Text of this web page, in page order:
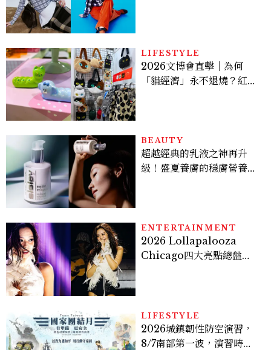
LIFESTYLE
2026文博會直擊｜為何
「貓經濟」永不退燒？紅到
BEAUTY
超越經典的乳液之神再升
級！盛夏養膚的穩膚營養
「好體質」
ENTERTAINMENT
2026 Lollapalooza
Chicago四大亮點總盤
LIFESTYLE
2026城鎮韌性防空演習，
8/7南部第一波，演習時